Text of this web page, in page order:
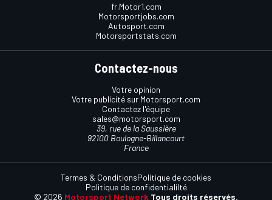
fr.Motor1.com
Motorsportjobs.com
Autosport.com
Motorsportstats.com
Contactez-nous
Votre opinion
Votre publicité sur Motorsport.com
Contactez l'équipe
sales@motorsport.com
39, rue de la Saussière
92100 Boulogne-Billancourt
France
© 2026 Motorsport Network Tous droits réservés.
Termes & ConditionsPolitique de cookies
Politique de confidentialilté